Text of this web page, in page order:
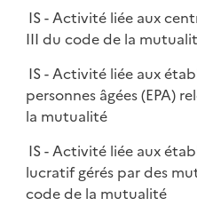
IS - Activité liée aux
III du code de la
IS - Activité liée aux
personnes âgées (EPA)
la mutualité
IS - Activité liée aux
lucratif gérés par des
code de la mutualité